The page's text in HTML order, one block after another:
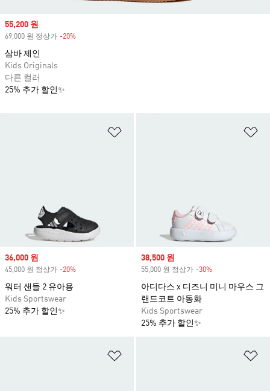
Sale price
36,000 원
45,000 원 정상가 -20%
워터 샌들 2 유아용
Kids Sportswear
25% 추가 할인✨
Sale price
38,500 원
55,000 원 정상가 -30%
아디다스 x 디즈니 미니 마우스 그
랜드코트 아동화
Kids Sportswear
25% 추가 할인✨
Sale price
55,200 원
69,000 원 정상가 -20%
삼바 제인
Kids Originals
다른 컬러
25% 추가 할인✨